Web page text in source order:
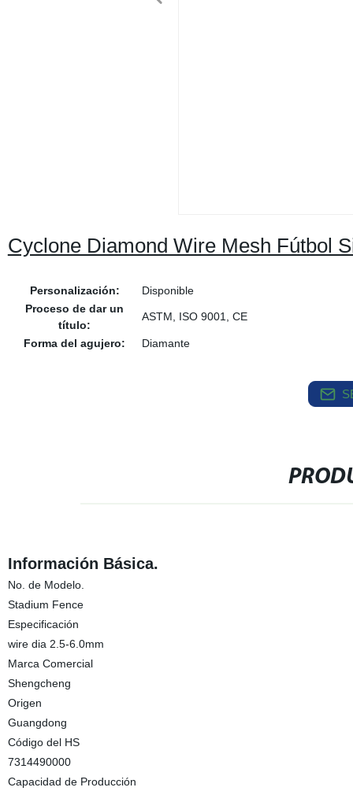
Cyclone Diamond Wire Mesh Fútbol
Personalización:
Disponible
Proceso de dar un
título:
ASTM, ISO 9001, CE
Forma del agujero: Diamante
Información Básica.
No. de Modelo.
Stadium Fence
Especificación
wire dia 2.5-6.0mm
Marca Comercial
Shengcheng
Origen
Guangdong
Código del HS
7314490000
Capacidad de Producción